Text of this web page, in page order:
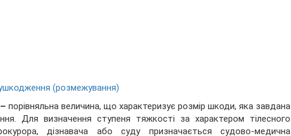
ушкодження (розмежування)
порівняльна величина, що характеризує розмір шкоди, яка завдана
Для визначення ступеня тяжкості за характером тілесного
дізнавача або суду призначається судово-медична